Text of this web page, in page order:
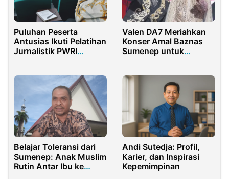
Puluhan Peserta
Antusias Ikuti Pelatihan
Jurnalistik PWRI
Valen DA7 Meriahkan
Konser Amal Baznas
Sumenep untuk
Belajar Toleransi dari
Sumenep: Anak Muslim
Rutin Antar Ibu ke
Andi Sutedja: Profil,
Karier, dan Inspirasi
Kepemimpinan